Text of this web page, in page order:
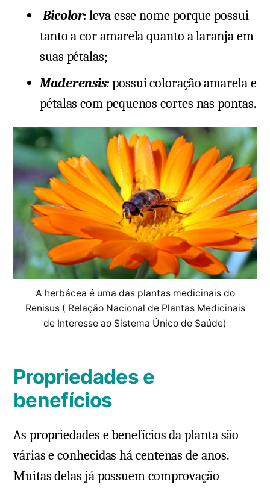
Bicolor:leva esse nome porque possui
tanto a cor amarela quanto a laranja em
suas pétalas;
Maderensis:possui coloração amarela e
pétalas com pequenos cortes nas pontas.
A herbácea é uma das plantas medicinais do
Renisus ( Relação Nacional de Plantas Medicinais
de Interesse ao Sistema Único de Saúde)
Propriedades e
benefícios
As propriedades e benefícios da planta são
várias e conhecidas há centenas de anos.
Muitas delas já possuem comprovação